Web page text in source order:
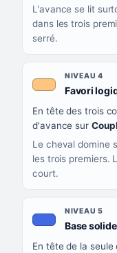
L'avance se lit
dans les trois
serré.
NIVEAU 4
Favori
En tête des trois
d'avance sur
Le cheval domine
les trois premiers.
court.
NIVEAU 5
Base solide
En tête de la seule